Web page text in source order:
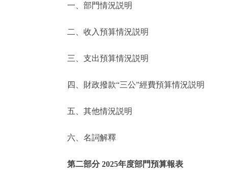
便民服務
仲介服務
政民互動
一、部門情況説明
二、收入預算情況説明
三、支出預算情況説明
四、財政撥款“三公”經費預算情況説明
五、其他情況説明
六、名詞解釋
第二部分 2025年度部門預算報表